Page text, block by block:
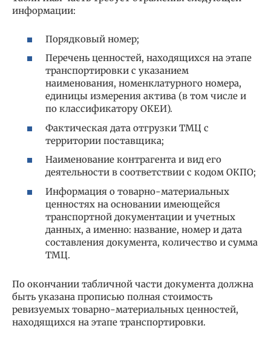
информации:
Порядковый номер;
Перечень ценностей, находящихся на этапе
транспортировки с указанием
наименования, номенклатурного номера,
единицы измерения актива (в том числе и
по классификатору ОКЕИ).
Фактическая дата отгрузки ТМЦ с
территории поставщика;
Наименование контрагента и вид его
деятельности в соответствии с кодом ОКПО;
Информация о товарно-материальных
ценностях на основании имеющейся
транспортной документации и учетных
данных, а именно: название, номер и дата
составления документа, количество и сумма
ТМЦ.
По окончании табличной части документа должна
быть указана прописью полная стоимость
ревизуемых товарно-материальных ценностей,
находящихся на этапе транспортировки.